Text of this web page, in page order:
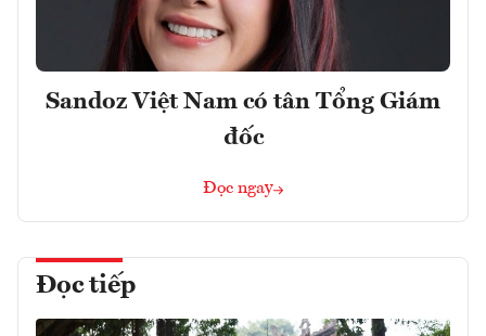
Sandoz Việt Nam có tân Tổng Giám
đốc
Đọc ngay
Đọc tiếp